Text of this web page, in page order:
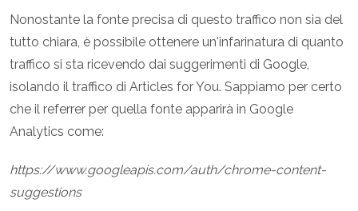
Nonostante la fonte precisa di questo traffico non sia del
tutto chiara, è possibile ottenere un'infarinatura di quanto
traffico si sta ricevendo dai suggerimenti di Google,
isolando il traffico di Articles for You. Sappiamo per certo
che il referrer per quella fonte apparirà in Google
Analytics come:
https://www.googleapis.com/auth/chrome-content-
suggestions